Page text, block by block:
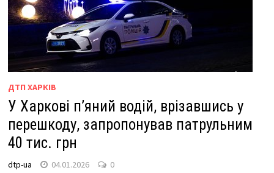
ДТП ХАРКІВ
У Харкові п’яний водій, врізавшись у
перешкоду, запропонував патрульним
40 тис. грн
dtp-ua 04.01.2026 0